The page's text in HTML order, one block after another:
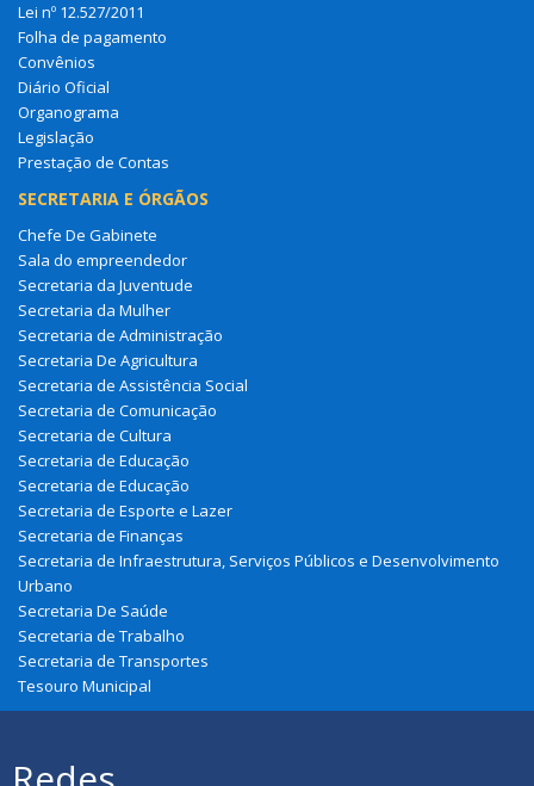
Lei nº 12.527/2011
Folha de pagamento
Convênios
Diário Oficial
Organograma
Legislação
Prestação de Contas
SECRETARIA E ÓRGÃOS
Chefe De Gabinete
Sala do empreendedor
Secretaria da Juventude
Secretaria da Mulher
Secretaria de Administração
Secretaria De Agricultura
Secretaria de Assistência Social
Secretaria de Comunicação
Secretaria de Cultura
Secretaria de Educação
Secretaria de Educação
Secretaria de Esporte e Lazer
Secretaria de Finanças
Secretaria de Infraestrutura, Serviços Públicos e Desenvolvimento
Urbano
Secretaria De Saúde
Secretaria de Trabalho
Secretaria de Transportes
Tesouro Municipal